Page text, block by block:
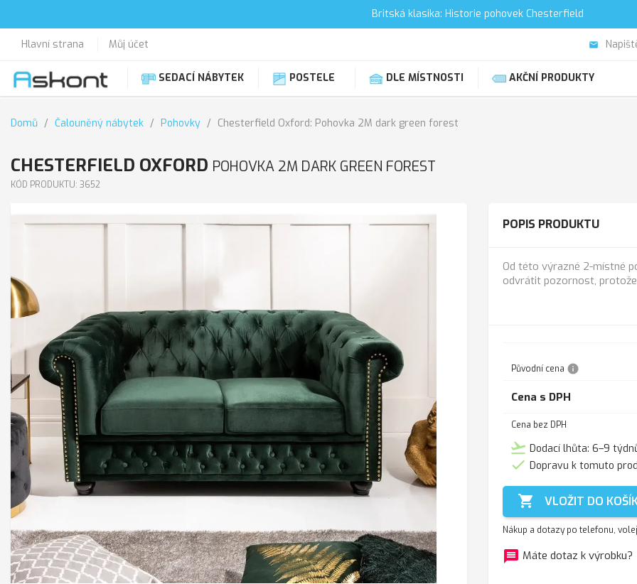
Britská klasika: Historie pohovek Chesterfield
Hlavní strana Můj účet email
SEDACÍ NÁBYTEK POSTELE DLE MÍSTNOSTI AKČNÍ PRODUKTY
Domů Čalouněný nábytek Pohovky Chesterfield Oxford: Pohovka 2M dark green forest
CHESTERFIELD OXFORD POHOVKA 2M DARK GREEN FOREST
KÓD PRODUKTU: 3652
POPIS PRODUKTU
Od této výrazné 2-místné
odvrátit pozornost,
Původní cena info
Cena s DPH
Cena bez DPH
flight_takeoff Dodací lhůta: 6–9
 Dopravu k tomuto
 VLOŽIT DO
Nákup a dotazy po telefonu,
message Máte dotaz k výrobku?